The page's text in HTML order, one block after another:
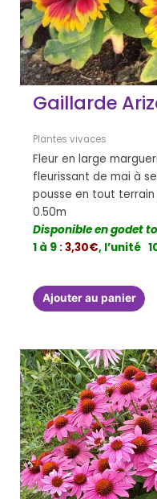
Gaillarde
Plantes vivaces
Fleur en large
fleurissant de mai à
pousse en tout
0.50m
Disponible en godet
1 à 9 :3,30€, l’unité
Ajouter au panier